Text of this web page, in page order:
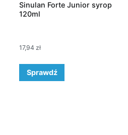
Sinulan Forte Junior syrop
120ml
17,94zł
Sprawdź